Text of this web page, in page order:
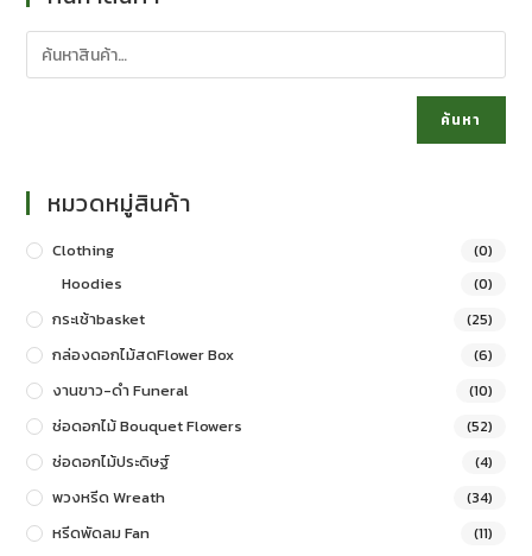
ค้นหา
หมวดหมู่สินค้า
Clothing (0)
Hoodies (0)
กระเช้าbasket (25)
กล่องดอกไม้สดFlower Box (6)
งานขาว-ดำ Funeral (10)
ช่อดอกไม้ Bouquet Flowers (52)
ช่อดอกไม้ประดิษฐ์ (4)
พวงหรีด Wreath (34)
หรีดพัดลม Fan (11)